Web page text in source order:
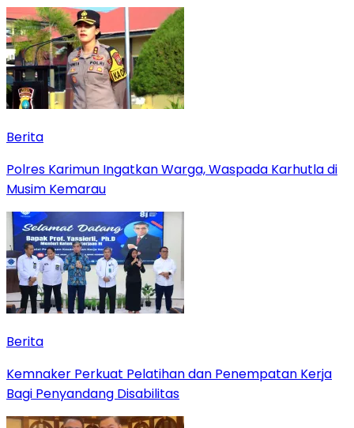
Berita
Polres Karimun Ingatkan Warga, Waspada Karhutla di
Musim Kemarau
Berita
Kemnaker Perkuat Pelatihan dan Penempatan Kerja
Bagi Penyandang Disabilitas